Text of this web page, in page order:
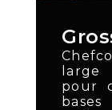
pour